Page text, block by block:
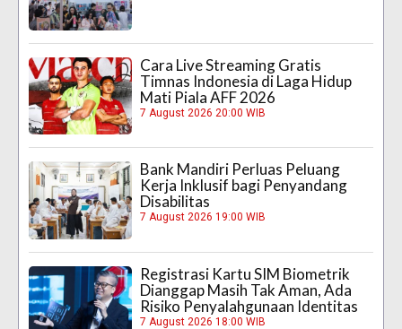
Cara Live Streaming Gratis
Timnas Indonesia di Laga Hidup
Mati Piala AFF 2026
7 August 2026 20:00 WIB
Bank Mandiri Perluas Peluang
Kerja Inklusif bagi Penyandang
Disabilitas
7 August 2026 19:00 WIB
Registrasi Kartu SIM Biometrik
Dianggap Masih Tak Aman, Ada
Risiko Penyalahgunaan Identitas
7 August 2026 18:00 WIB